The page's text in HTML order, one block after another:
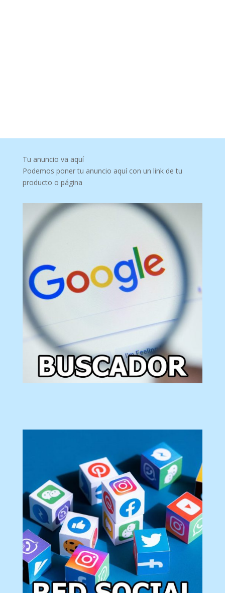
Tu anuncio va aquí
Podemos poner tu anuncio aquí con un link de tu
producto o página